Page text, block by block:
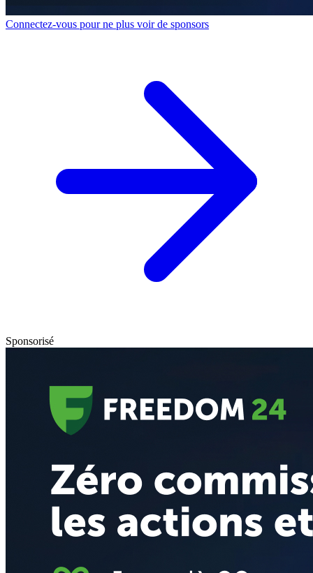
Connectez-vous pour ne plus voir de sponsors
Sponsorisé